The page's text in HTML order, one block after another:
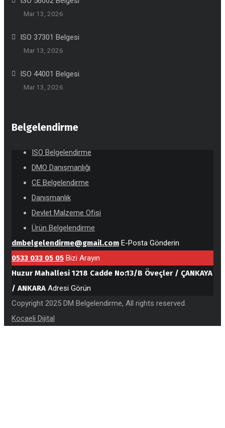
Mar 13, 2026
ISO 37301 Belgesi
Mar 13, 2026
ISO 44001 Belgesi
Mar 13, 2026
Belgelendirme
ISO Belgelendirme
DMO Danışmanlığı
CE Belgelendirme
Danışmanlık
Devlet Malzeme Ofisi
Ürün Belgelendirme
dmbelgelendirme@gmail.com E-Posta Gönderin
0533 033 05 05 Bizi Arayın
Huzur Mahallesi 1218 Cadde No:13/B Öveçler / ÇANKAYA
/ ANKARA Adresi Görün
Copyright 2025 DM Belgelendirme, All rights reserved.
Kocaeli Dijital